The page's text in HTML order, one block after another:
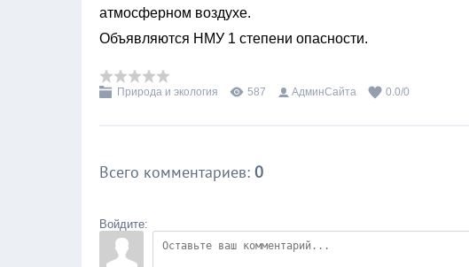
атмосферном воздухе.
Объявляются НМУ 1 степени опасности.
Природа и экология 587 АдминСайта 0.0/0
Всего комментариев: 0
Войдите: